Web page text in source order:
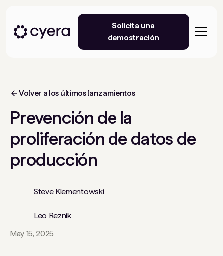
Solicita una
demostración
Volver a los últimos lanzamientos
Prevención de la
proliferación de datos de
producción
Steve Klementowski
Leo Reznik
May 15, 2025